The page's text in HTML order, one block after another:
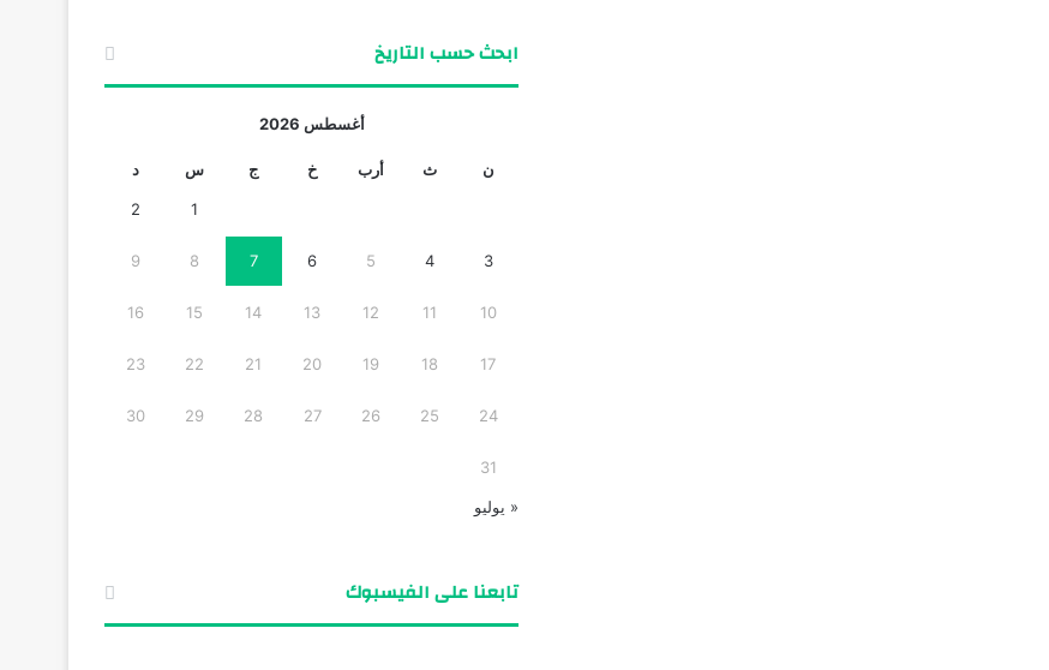
ابحث حسب التاريخ
أغسطس 2026
ن ث أرب خ ج س د
1
2
3
4
5
6
7
8
9
10
11
12
13
14
15
16
17
18
19
20
21
22
23
24
25
26
27
28
29
30
31
« يوليو
تابعنا على الفيسبوك